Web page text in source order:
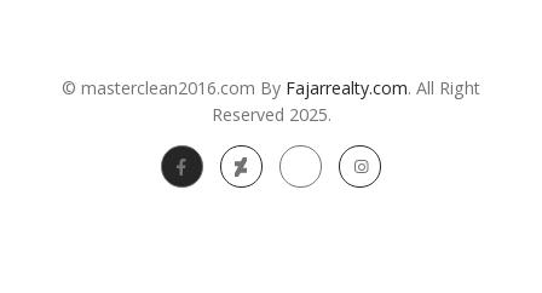
© masterclean2016.com By Fajarrealty.com. All Right
Reserved 2025.